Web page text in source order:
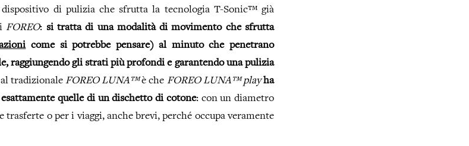
di pulizia che sfrutta la tecnologia T-Sonic™ già
FOREO: si tratta di una modalità di movimento che sfrutta
come si potrebbe pensare) al minuto che penetrano
raggiungendo gli strati più profondi e garantendo una pulizia
tradizionale FOREO LUNA™è che FOREO LUNA™ play ha
quelle di un dischetto di cotone: con un diametro
trasferte o per i viaggi, anche brevi, perché occupa veramente